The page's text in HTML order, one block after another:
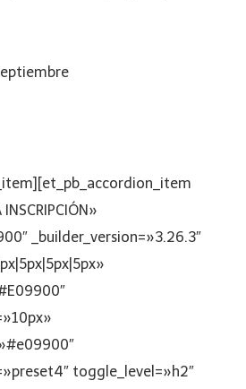
_builder_version=»3.26.3″
toggle_level=»h2″